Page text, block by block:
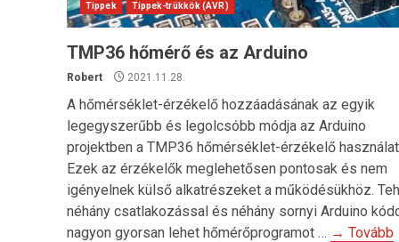
Tippek Tippek-trükkök (AVR)
TMP36 hőmérő és az Arduino
Robert 2021.11.28.
A hőmérséklet-érzékelő hozzáadásának az egyik
legegyszerűbb és legolcsóbb módja az Arduino
projektben a TMP36 hőmérséklet-érzékelő
Ezek az érzékelők meglehetősen pontosak és nem
igényelnek külső alkatrészeket a működésükhöz.
néhány csatlakozással és néhány sornyi Arduino
nagyon gyorsan lehet hőmérőprogramot … → Tovább